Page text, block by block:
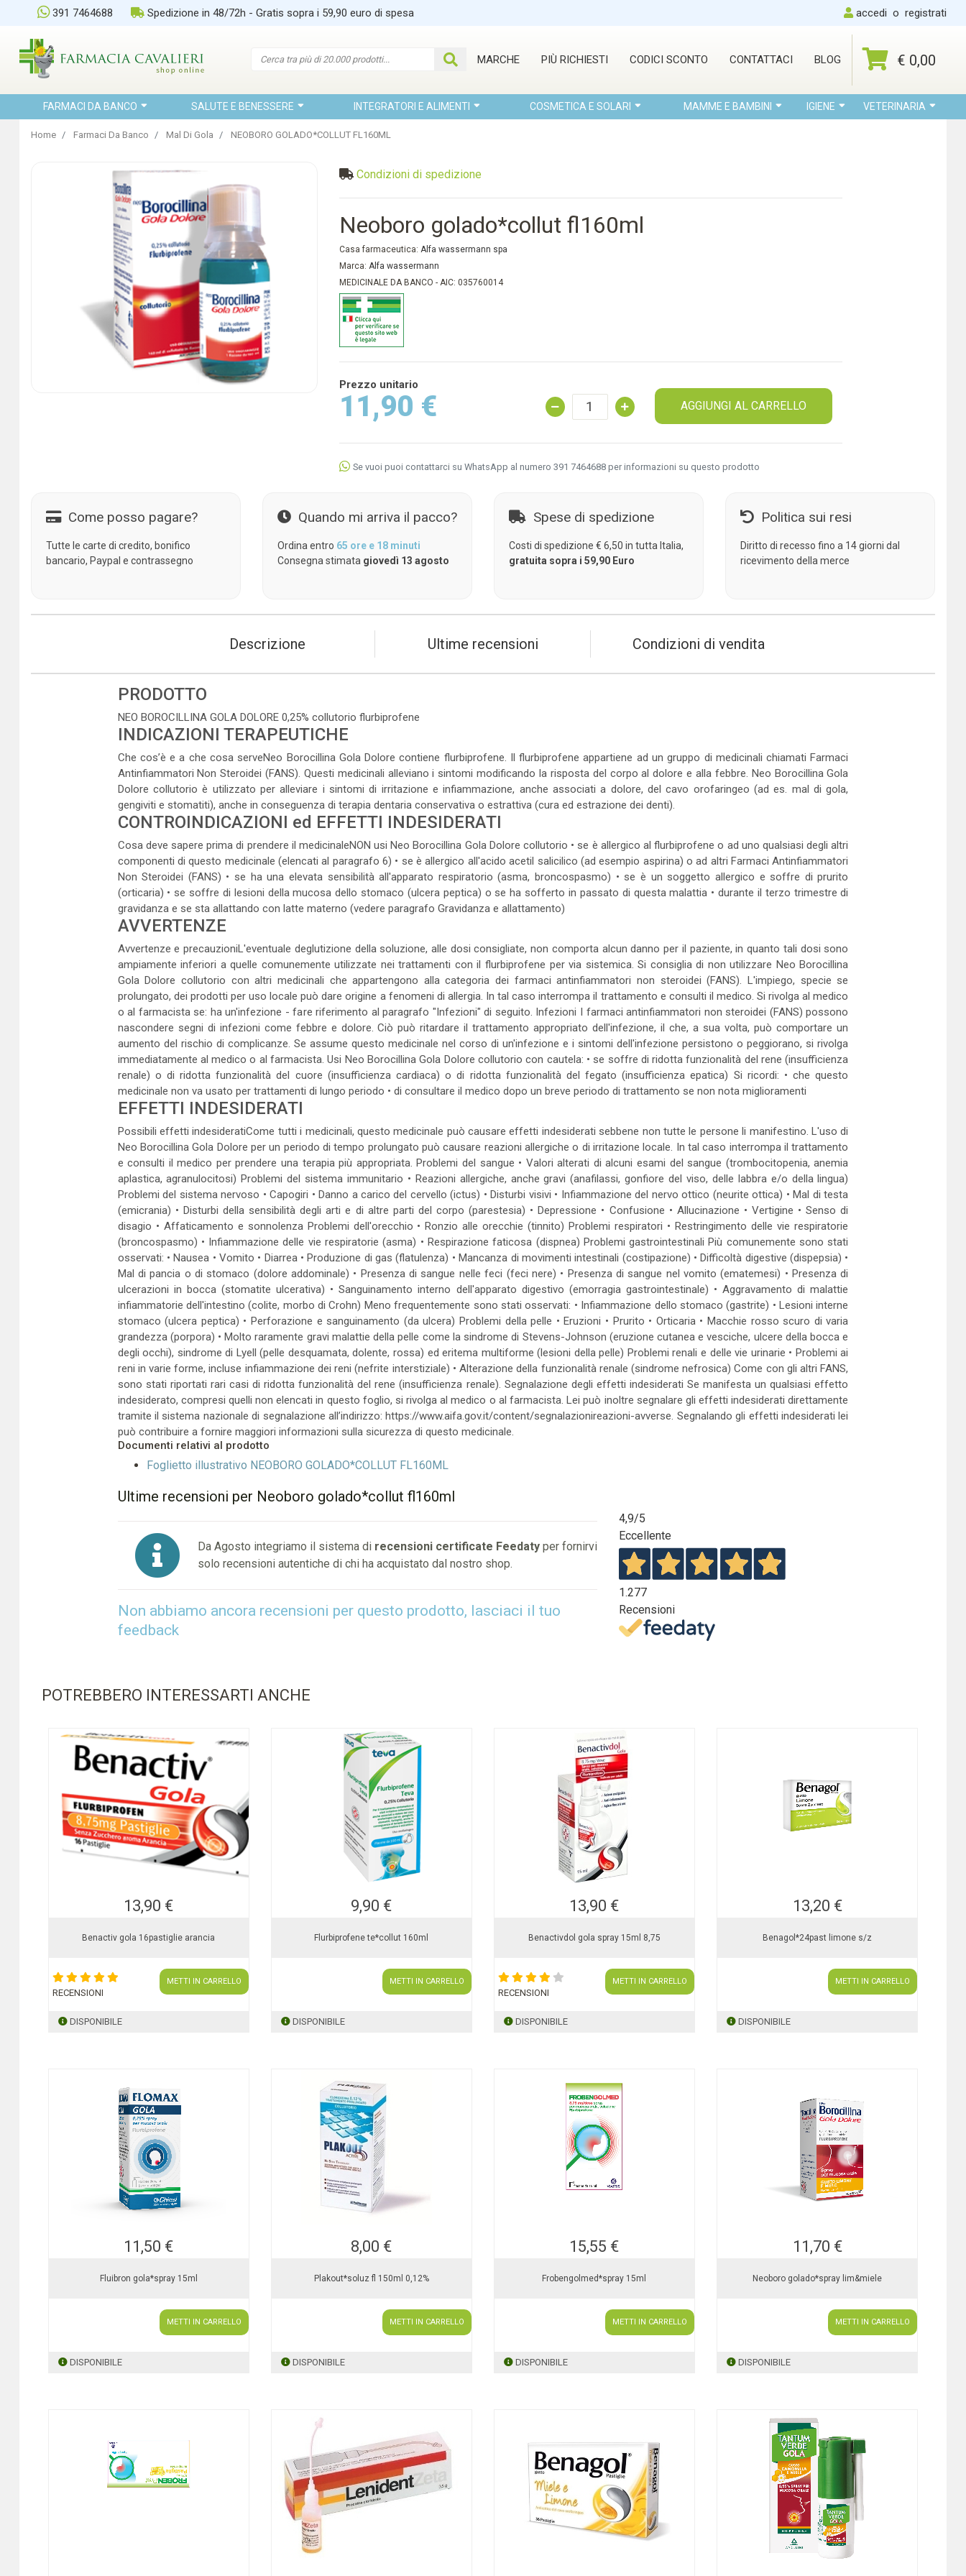
391 7464688 Spedizione in 48/72h - Gratis sopra i 59,90 euro di spesa accedi o registrati
MARCHE PIÙ RICHIESTI CODICI SCONTO CONTATTACI BLOG € 0,00
FARMACI DA BANCO SALUTE E BENESSERE INTEGRATORI E ALIMENTI COSMETICA E SOLARI MAMME E BAMBINI IGIENE VETERINARIA
Home Farmaci Da Banco Mal Di Gola NEOBORO GOLADO*COLLUT FL160ML
Condizioni di spedizione
Neoboro golado*collut fl160ml
Casa farmaceutica:Alfa wassermann spa
Marca:Alfa wassermann
MEDICINALE DA BANCO - AIC: 035760014
Prezzo unitario
11,90 € AGGIUNGI AL CARRELLO
Se vuoi puoi contattarci su WhatsApp al numero 391 7464688 per informazioni su questo prodotto
Come posso pagare?
Tutte le carte di credito, bonifico
bancario, Paypal e contrassegno
Quando mi arriva il pacco?
Ordina entro 65 ore e 18 minuti
Consegna stimata giovedì 13 agosto
Spese di spedizione
Costi di spedizione € 6,50 in tutta Italia,
gratuita sopra i 59,90 Euro
Politica sui resi
Diritto di recesso fino a 14 giorni dal
ricevimento della merce
Descrizione Ultime recensioni Condizioni di vendita
PRODOTTO
NEO BOROCILLINA GOLA DOLORE 0,25% collutorio flurbiprofene
INDICAZIONI TERAPEUTICHE
Che cos’è e a che cosa serveNeo Borocillina Gola Dolore contiene flurbiprofene. Il flurbiprofene appartiene ad un gruppo di medicinali chiamati Farmaci
Antinfiammatori Non Steroidei (FANS). Questi medicinali alleviano i sintomi modificando la risposta del corpo al dolore e alla febbre. Neo Borocillina Gola
Dolore collutorio è utilizzato per alleviare i sintomi di irritazione e infiammazione, anche associati a dolore, del cavo orofaringeo (ad es. mal di gola,
gengiviti e stomatiti), anche in conseguenza di terapia dentaria conservativa o estrattiva (cura ed estrazione dei denti).
CONTROINDICAZIONI ed EFFETTI INDESIDERATI
Cosa deve sapere prima di prendere il medicinaleNON usi Neo Borocillina Gola Dolore collutorio • se è allergico al flurbiprofene o ad uno qualsiasi degli altri
componenti di questo medicinale (elencati al paragrafo 6) • se è allergico all'acido acetil salicilico (ad esempio aspirina) o ad altri Farmaci Antinfiammatori
Non Steroidei (FANS) • se ha una elevata sensibilità all'apparato respiratorio (asma, broncospasmo) • se è un soggetto allergico e soffre di prurito
(orticaria) • se soffre di lesioni della mucosa dello stomaco (ulcera peptica) o se ha sofferto in passato di questa malattia • durante il terzo trimestre di
gravidanza e se sta allattando con latte materno (vedere paragrafo Gravidanza e allattamento)
AVVERTENZE
Avvertenze e precauzioniL'eventuale deglutizione della soluzione, alle dosi consigliate, non comporta alcun danno per il paziente, in quanto tali dosi sono
ampiamente inferiori a quelle comunemente utilizzate nei trattamenti con il flurbiprofene per via sistemica. Si consiglia di non utilizzare Neo Borocillina
Gola Dolore collutorio con altri medicinali che appartengono alla categoria dei farmaci antinfiammatori non steroidei (FANS). L'impiego, specie se
prolungato, dei prodotti per uso locale può dare origine a fenomeni di allergia. In tal caso interrompa il trattamento e consulti il medico. Si rivolga al medico
o al farmacista se: ha un'infezione - fare riferimento al paragrafo "Infezioni" di seguito. Infezioni I farmaci antinfiammatori non steroidei (FANS) possono
nascondere segni di infezioni come febbre e dolore. Ciò può ritardare il trattamento appropriato dell'infezione, il che, a sua volta, può comportare un
aumento del rischio di complicanze. Se assume questo medicinale nel corso di un'infezione e i sintomi dell'infezione persistono o peggiorano, si rivolga
immediatamente al medico o al farmacista. Usi Neo Borocillina Gola Dolore collutorio con cautela: • se soffre di ridotta funzionalità del rene (insufficienza
renale) o di ridotta funzionalità del cuore (insufficienza cardiaca) o di ridotta funzionalità del fegato (insufficienza epatica) Si ricordi: • che questo
medicinale non va usato per trattamenti di lungo periodo • di consultare il medico dopo un breve periodo di trattamento se non nota miglioramenti
EFFETTI INDESIDERATI
Possibili effetti indesideratiCome tutti i medicinali, questo medicinale può causare effetti indesiderati sebbene non tutte le persone li manifestino. L'uso di
Neo Borocillina Gola Dolore per un periodo di tempo prolungato può causare reazioni allergiche o di irritazione locale. In tal caso interrompa il trattamento
e consulti il medico per prendere una terapia più appropriata. Problemi del sangue • Valori alterati di alcuni esami del sangue (trombocitopenia, anemia
aplastica, agranulocitosi) Problemi del sistema immunitario • Reazioni allergiche, anche gravi (anafilassi, gonfiore del viso, delle labbra e/o della lingua)
Problemi del sistema nervoso • Capogiri • Danno a carico del cervello (ictus) • Disturbi visivi • Infiammazione del nervo ottico (neurite ottica) • Mal di testa
(emicrania) • Disturbi della sensibilità degli arti e di altre parti del corpo (parestesia) • Depressione • Confusione • Allucinazione • Vertigine • Senso di
disagio • Affaticamento e sonnolenza Problemi dell'orecchio • Ronzio alle orecchie (tinnito) Problemi respiratori • Restringimento delle vie respiratorie
(broncospasmo) • Infiammazione delle vie respiratorie (asma) • Respirazione faticosa (dispnea) Problemi gastrointestinali Più comunemente sono stati
osservati: • Nausea • Vomito • Diarrea • Produzione di gas (flatulenza) • Mancanza di movimenti intestinali (costipazione) • Difficoltà digestive (dispepsia) •
Mal di pancia o di stomaco (dolore addominale) • Presenza di sangue nelle feci (feci nere) • Presenza di sangue nel vomito (ematemesi) • Presenza di
ulcerazioni in bocca (stomatite ulcerativa) • Sanguinamento interno dell'apparato digestivo (emorragia gastrointestinale) • Aggravamento di malattie
infiammatorie dell'intestino (colite, morbo di Crohn) Meno frequentemente sono stati osservati: • Infiammazione dello stomaco (gastrite) • Lesioni interne
stomaco (ulcera peptica) • Perforazione e sanguinamento (da ulcera) Problemi della pelle • Eruzioni • Prurito • Orticaria • Macchie rosso scuro di varia
grandezza (porpora) • Molto raramente gravi malattie della pelle come la sindrome di Stevens-Johnson (eruzione cutanea e vesciche, ulcere della bocca e
degli occhi), sindrome di Lyell (pelle desquamata, dolente, rossa) ed eritema multiforme (lesioni della pelle) Problemi renali e delle vie urinarie • Problemi ai
reni in varie forme, incluse infiammazione dei reni (nefrite interstiziale) • Alterazione della funzionalità renale (sindrome nefrosica) Come con gli altri FANS,
sono stati riportati rari casi di ridotta funzionalità del rene (insufficienza renale). Segnalazione degli effetti indesiderati Se manifesta un qualsiasi effetto
indesiderato, compresi quelli non elencati in questo foglio, si rivolga al medico o al farmacista. Lei può inoltre segnalare gli effetti indesiderati direttamente
tramite il sistema nazionale di segnalazione all’indirizzo: https://www.aifa.gov.it/content/segnalazionireazioni-avverse. Segnalando gli effetti indesiderati lei
può contribuire a fornire maggiori informazioni sulla sicurezza di questo medicinale.
Documenti relativi al prodotto
Foglietto illustrativo NEOBORO GOLADO*COLLUT FL160ML
Ultime recensioni per Neoboro golado*collut fl160ml
Da Agosto integriamo il sistema di recensioni certificate Feedatyper fornirvi
solo recensioni autentiche di chi ha acquistato dal nostro shop.
Non abbiamo ancora recensioni per questo prodotto, lasciaci il tuo
feedback
4,9/5
Eccellente
1.277
Recensioni
POTREBBERO INTERESSARTI ANCHE
13,90 €
Benactiv gola 16pastiglie arancia
RECENSIONI
METTI IN CARRELLO
DISPONIBILE
9,90 €
Flurbiprofene te*collut 160ml
METTI IN CARRELLO
DISPONIBILE
13,90 €
Benactivdol gola spray 15ml 8,75
RECENSIONI
METTI IN CARRELLO
DISPONIBILE
13,20 €
Benagol*24past limone s/z
METTI IN CARRELLO
DISPONIBILE
11,50 €
Fluibron gola*spray 15ml
METTI IN CARRELLO
DISPONIBILE
8,00 €
Plakout*soluz fl 150ml 0,12%
METTI IN CARRELLO
DISPONIBILE
15,55 €
Frobengolmed*spray 15ml
METTI IN CARRELLO
DISPONIBILE
11,70 €
Neoboro golado*spray lim&miele
METTI IN CARRELLO
DISPONIBILE